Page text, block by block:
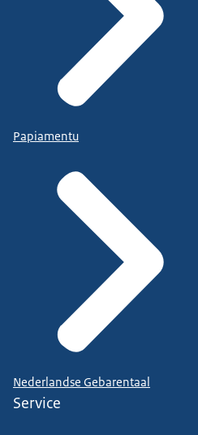
Papiamentu
Nederlandse Gebarentaal
Service